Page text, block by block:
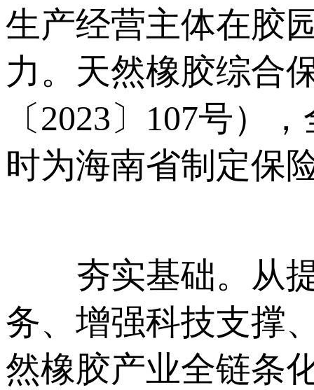
生产经营主体在胶
力。天然橡胶综合
〔2023〕107号）
时为海南省制定保
夯实基础。从提
务、增强科技支撑
然橡胶产业全链条